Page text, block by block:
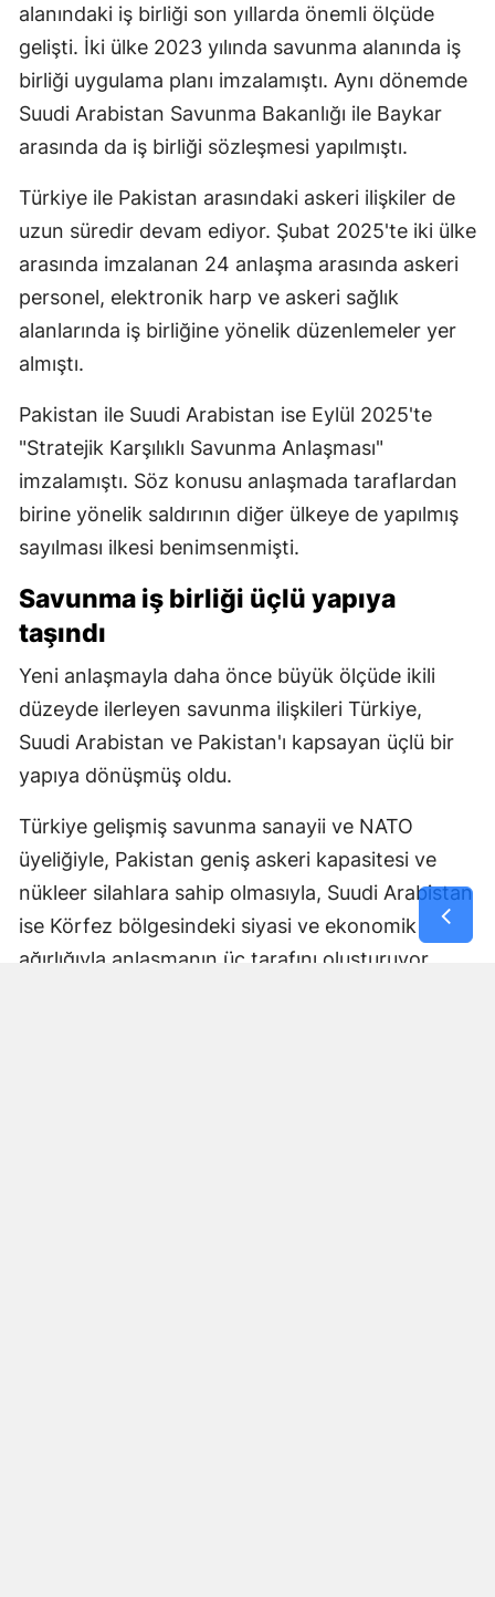
alanındaki iş birliği son yıllarda önemli ölçüde
gelişti. İki ülke 2023 yılında savunma alanında iş
birliği uygulama planı imzalamıştı. Aynı dönemde
Suudi Arabistan Savunma Bakanlığı ile Baykar
arasında da iş birliği sözleşmesi yapılmıştı.
Türkiye ile Pakistan arasındaki askeri ilişkiler de
uzun süredir devam ediyor. Şubat 2025'te iki ülke
arasında imzalanan 24 anlaşma arasında askeri
personel, elektronik harp ve askeri sağlık
alanlarında iş birliğine yönelik düzenlemeler yer
almıştı.
Pakistan ile Suudi Arabistan ise Eylül 2025'te
"Stratejik Karşılıklı Savunma Anlaşması"
imzalamıştı. Söz konusu anlaşmada taraflardan
birine yönelik saldırının diğer ülkeye de yapılmış
sayılması ilkesi benimsenmişti.
Savunma iş birliği üçlü yapıya
taşındı
Yeni anlaşmayla daha önce büyük ölçüde ikili
düzeyde ilerleyen savunma ilişkileri Türkiye,
Suudi Arabistan ve Pakistan'ı kapsayan üçlü bir
yapıya dönüşmüş oldu.
Türkiye gelişmiş savunma sanayii ve NATO
üyeliğiyle, Pakistan geniş askeri kapasitesi ve
nükleer silahlara sahip olmasıyla, Suudi Arabistan
ise Körfez bölgesindeki siyasi ve ekonomik
ağırlığıyla anlaşmanın üç tarafını oluşturuyor.